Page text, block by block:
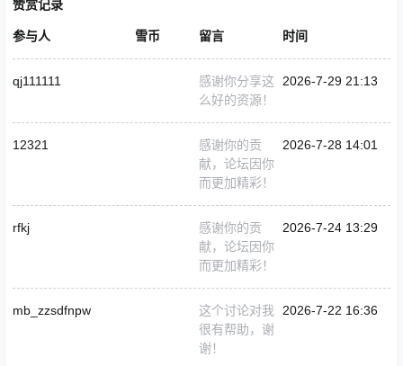
赞赏记录
参与人 雪币 留言 时间
qj111111
感谢你分享这
么好的资源！
2026-7-29 21:13
12321
感谢你的贡
献，论坛因你
而更加精彩！
2026-7-28 14:01
rfkj
感谢你的贡
献，论坛因你
而更加精彩！
2026-7-24 13:29
mb_zzsdfnpw
这个讨论对我
很有帮助，谢
谢！
2026-7-22 16:36